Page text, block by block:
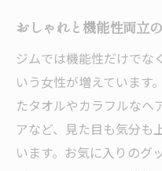
おしゃれと機能性両立
ジムでは機能性だけでな
いう女性が増えています
たタオルやカラフルなヘ
アなど、見た目も気分も
います。お気に入りのグ